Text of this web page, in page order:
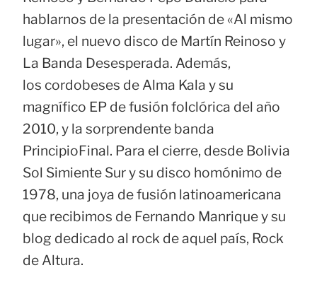
hablarnos de la presentación de «Al mismo
lugar», el nuevo disco de Martín Reinoso y
La Banda Desesperada. Además,
los cordobeses de Alma Kala y su
magnífico EP de fusión folclórica del año
2010, y la sorprendente banda
PrincipioFinal. Para el cierre, desde Bolivia
Sol Simiente Sur y su disco homónimo de
1978, una joya de fusión latinoamericana
que recibimos de Fernando Manrique y su
blog dedicado al rock de aquel país, Rock
de Altura.